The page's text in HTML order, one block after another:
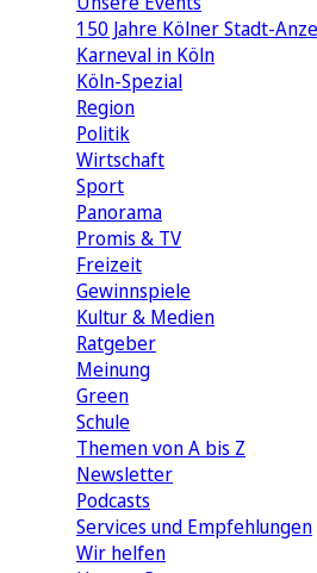
150 Jahre Kölner Stadt-
Karneval in Köln
Köln-Spezial
Region
Politik
Wirtschaft
Sport
Panorama
Promis & TV
Freizeit
Gewinnspiele
Kultur & Medien
Ratgeber
Meinung
Green
Schule
Themen von A bis Z
Newsletter
Podcasts
Services und Empfehlungen
Wir helfen